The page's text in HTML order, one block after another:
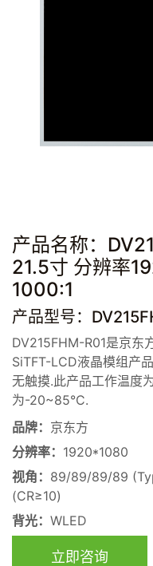
产品名称：
21.5寸 分辨率
1000:1
产品型号：
DV215FHM-R01是京东
SiTFT-LCD液晶模组产
无触摸.此产品工作温度
为-20~85°C.
品牌： 京东方
分辨率： 1920*1080
视角： 89/89/89/89
(CR≥10)
背光： WLED
立即咨询